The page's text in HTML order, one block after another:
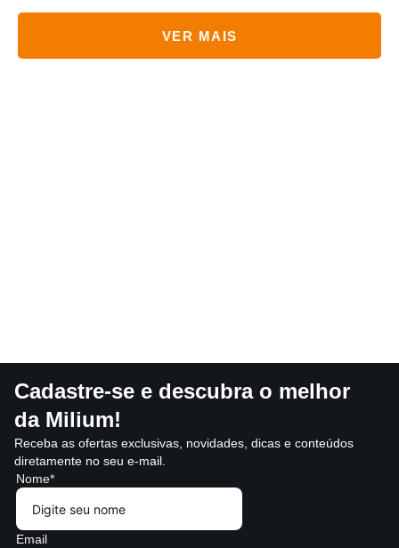
Cadastre-se e descubra o melhor
da Milium!
Receba as ofertas exclusivas, novidades, dicas e conteúdos
diretamente no seu e-mail.
Nome*
Email